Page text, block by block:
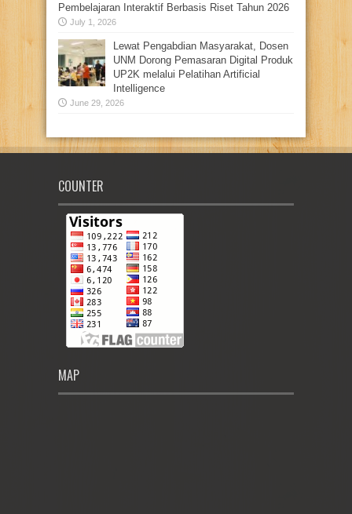
Pembelajaran Interaktif Berbasis Riset Tahun 2026
July 1, 2026
Lewat Pengabdian Masyarakat, Dosen
UNM Dorong Pemasaran Digital Produk
UP2K melalui Pelatihan Artificial
Intelligence
June 29, 2026
COUNTER
MAP